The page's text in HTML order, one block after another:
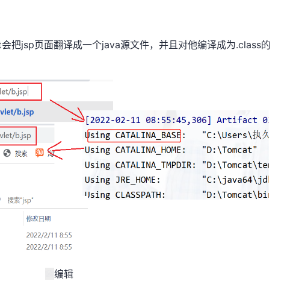
把jsp页面翻译成一个java源文件，并且对他编译成为.class的
编辑